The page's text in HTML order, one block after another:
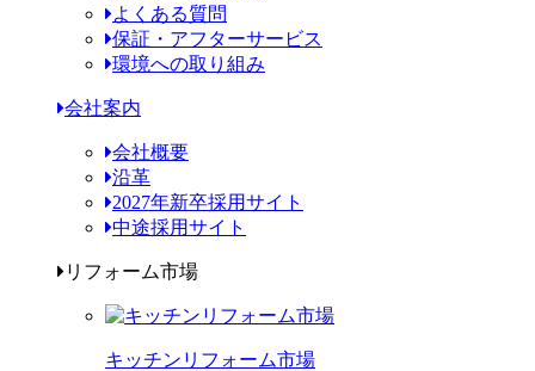
よくある質問
保証・アフターサービス
環境への取り組み
会社案内
会社概要
沿革
2027年新卒採用サイト
中途採用サイト
リフォーム市場
キッチンリフォーム市場